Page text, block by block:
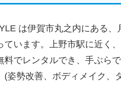
は伊賀市丸之内にある
ています。上野市駅に近く
料でレンタルでき、手ぶら
(姿勢改善、ボディメイク、